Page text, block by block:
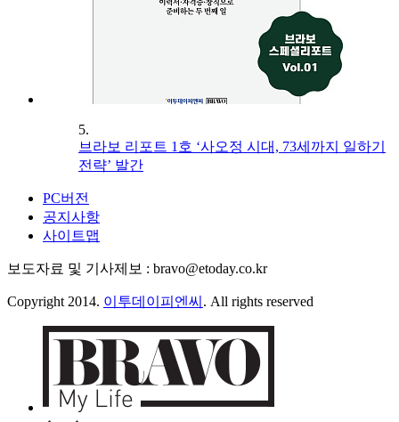
5.
브라보 리포트 1호 ‘사오정 시대, 73세까지 일하기
전략’ 발간
PC버전
공지사항
사이트맵
보도자료 및 기사제보 : bravo@etoday.co.kr
Copyright 2014. 이투데이피엔씨 . All rights reserved